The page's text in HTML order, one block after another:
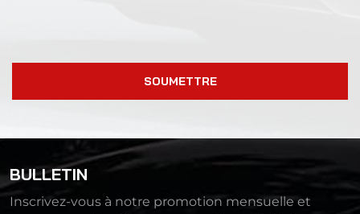
SOUMETTRE
BULLETIN
Inscrivez-vous à notre promotion mensuelle et